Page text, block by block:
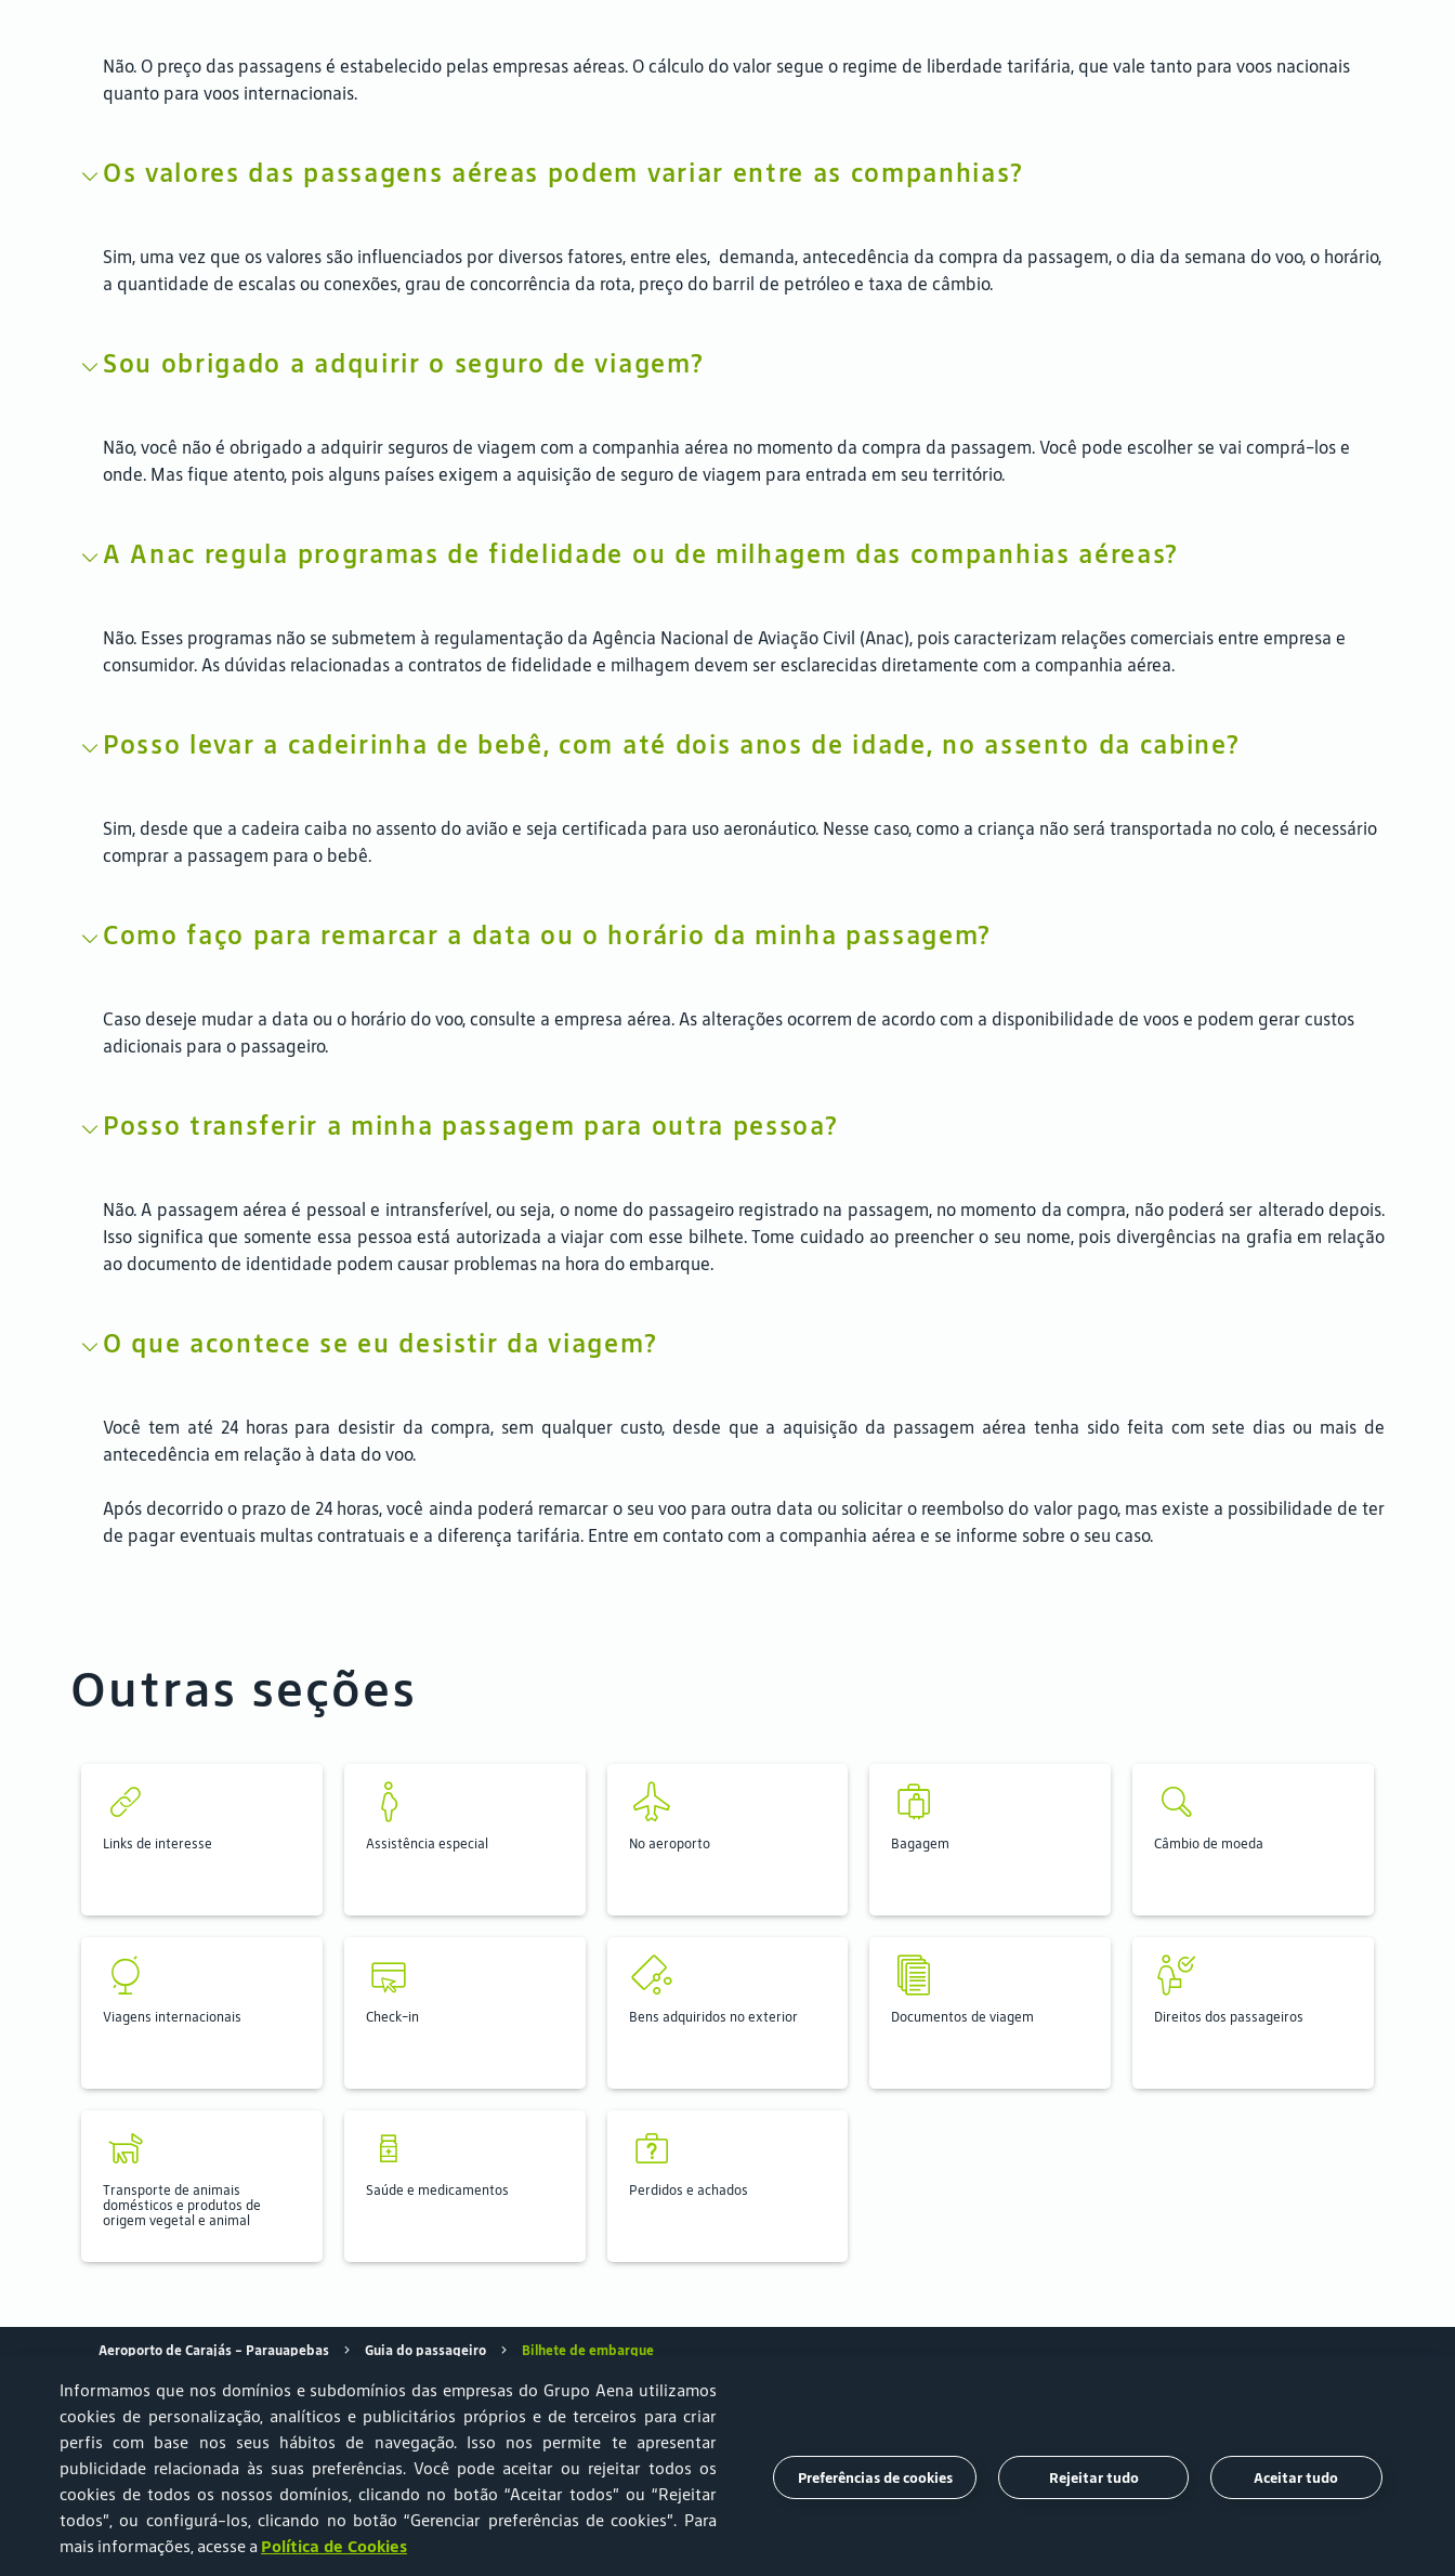
Não. O preço das passagens é estabelecido pelas empresas aéreas. O cálculo do valor segue o regime de liberdade tarifária, que vale tanto para voos nacionais
quanto para voos internacionais.
Os valores das passagens aéreas podem variar entre as companhias?
Sim, uma vez que os valores são influenciados por diversos fatores, entre eles, demanda, antecedência da compra da passagem, o dia da semana do voo, o horário,
a quantidade de escalas ou conexões, grau de concorrência da rota, preço do barril de petróleo e taxa de câmbio.
Sou obrigado a adquirir o seguro de viagem?
Não, você não é obrigado a adquirir seguros de viagem com a companhia aérea no momento da compra da passagem. Você pode escolher se vai comprá-los e
onde. Mas fique atento, pois alguns países exigem a aquisição de seguro de viagem para entrada em seu território.
A Anac regula programas de fidelidade ou de milhagem das companhias aéreas?
Não. Esses programas não se submetem à regulamentação da Agência Nacional de Aviação Civil (Anac), pois caracterizam relações comerciais entre empresa e
consumidor. As dúvidas relacionadas a contratos de fidelidade e milhagem devem ser esclarecidas diretamente com a companhia aérea.
Posso levar a cadeirinha de bebê, com até dois anos de idade, no assento da cabine?
Sim, desde que a cadeira caiba no assento do avião e seja certificada para uso aeronáutico. Nesse caso, como a criança não será transportada no colo, é necessário
comprar a passagem para o bebê.
Como faço para remarcar a data ou o horário da minha passagem?
Caso deseje mudar a data ou o horário do voo, consulte a empresa aérea. As alterações ocorrem de acordo com a disponibilidade de voos e podem gerar custos
adicionais para o passageiro.
Posso transferir a minha passagem para outra pessoa?
Não. A passagem aérea é pessoal e intransferível, ou seja, o nome do passageiro registrado na passagem, no momento da compra, não poderá ser alterado depois.
Isso significa que somente essa pessoa está autorizada a viajar com esse bilhete. Tome cuidado ao preencher o seu nome, pois divergências na grafia em relação
ao documento de identidade podem causar problemas na hora do embarque.
O que acontece se eu desistir da viagem?
Você tem até 24 horas para desistir da compra, sem qualquer custo, desde que a aquisição da passagem aérea tenha sido feita com sete dias ou mais de
antecedência em relação à data do voo.
Após decorrido o prazo de 24 horas, você ainda poderá remarcar o seu voo para outra data ou solicitar o reembolso do valor pago, mas existe a possibilidade de ter
de pagar eventuais multas contratuais e a diferença tarifária. Entre em contato com a companhia aérea e se informe sobre o seu caso.
Outras seções
Links de interesse Assistência especial No aeroporto Bagagem Câmbio de moeda
Viagens internacionais Check-in Bens adquiridos no exterior Documentos de viagem Direitos dos passageiros
Transporte de animais
domésticos e produtos de
origem vegetal e animal
Saúde e medicamentos Perdidos e achados
Aeroporto de Carajás – Parauapebas Guia do passageiro Bilhete de embarque
Ouvidoria
Achados & Perdidos Relato AVSEC Ruído Aeronáutico e Sustentabilidade Estacionamento
Portal do Titular de Dados Pessoais Central de Atendimento Trabalhe Conosco Imprensa
Siga-
nos
Informamos que nos domínios e subdomínios das empresas do Grupo Aena utilizamos
cookies de personalização, analíticos e publicitários próprios e de terceiros para criar
perfis com base nos seus hábitos de navegação. Isso nos permite te apresentar
publicidade relacionada às suas preferências. Você pode aceitar ou rejeitar todos os
cookies de todos os nossos domínios, clicando no botão “Aceitar todos” ou “Rejeitar
todos”, ou configurá-los, clicando no botão “Gerenciar preferências de cookies”. Para
mais informações, acesse a Política de Cookies
Preferências de cookies Rejeitar tudo Aceitar tudo